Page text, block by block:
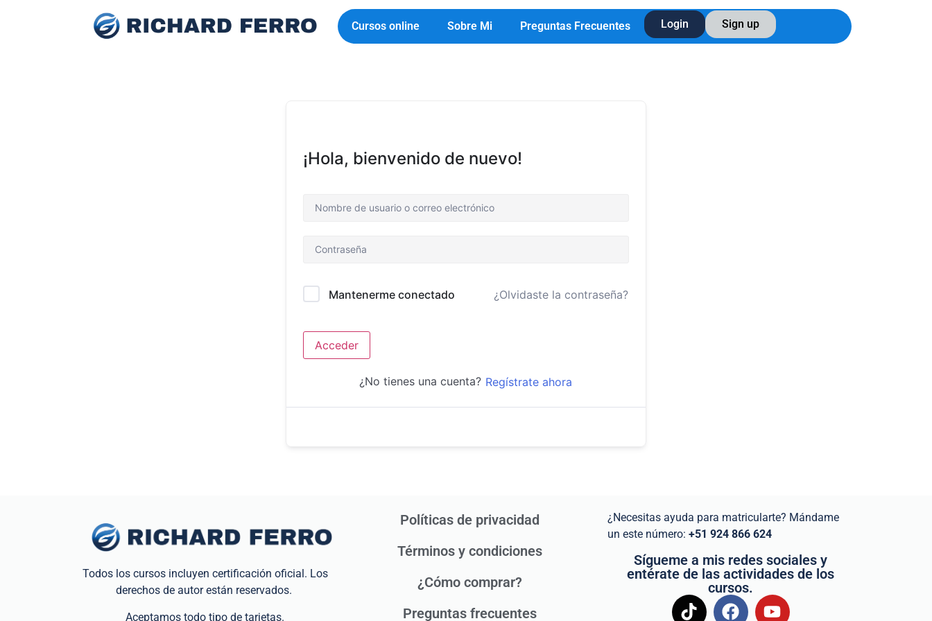
Cursos online Sobre Mi Preguntas Frecuentes Login Sign up
¡Hola, bienvenido de nuevo!
Mantenerme conectado ¿Olvidaste la contraseña?
Acceder
¿No tienes una cuenta? Regístrate ahora
Todos los cursos incluyen certificación oficial. Los
derechos de autor están reservados.
Aceptamos todo tipo de tarjetas.
Políticas de privacidad
Términos y condiciones
¿Cómo comprar?
Preguntas frecuentes
¿Necesitas ayuda para matricularte? Mándame
un este número: +51 924 866 624
Sígueme a mis redes sociales y
entérate de las actividades de los
cursos.